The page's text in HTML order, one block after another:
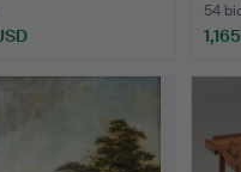
54